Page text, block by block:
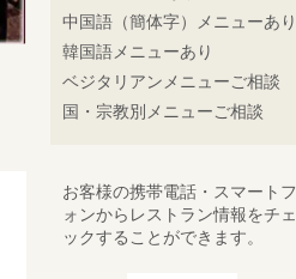
中国語（簡体字）メニューあり
韓国語メニューあり
ベジタリアンメニューご相談
国・宗教別メニューご相談
お客様の携帯電話・スマートフ
ォンからレストラン情報をチェ
ックすることができます。